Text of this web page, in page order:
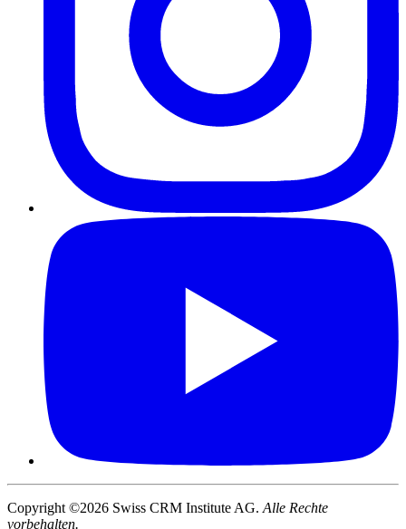
Copyright ©2026 Swiss CRM Institute AG. Alle Rechte
vorbehalten.